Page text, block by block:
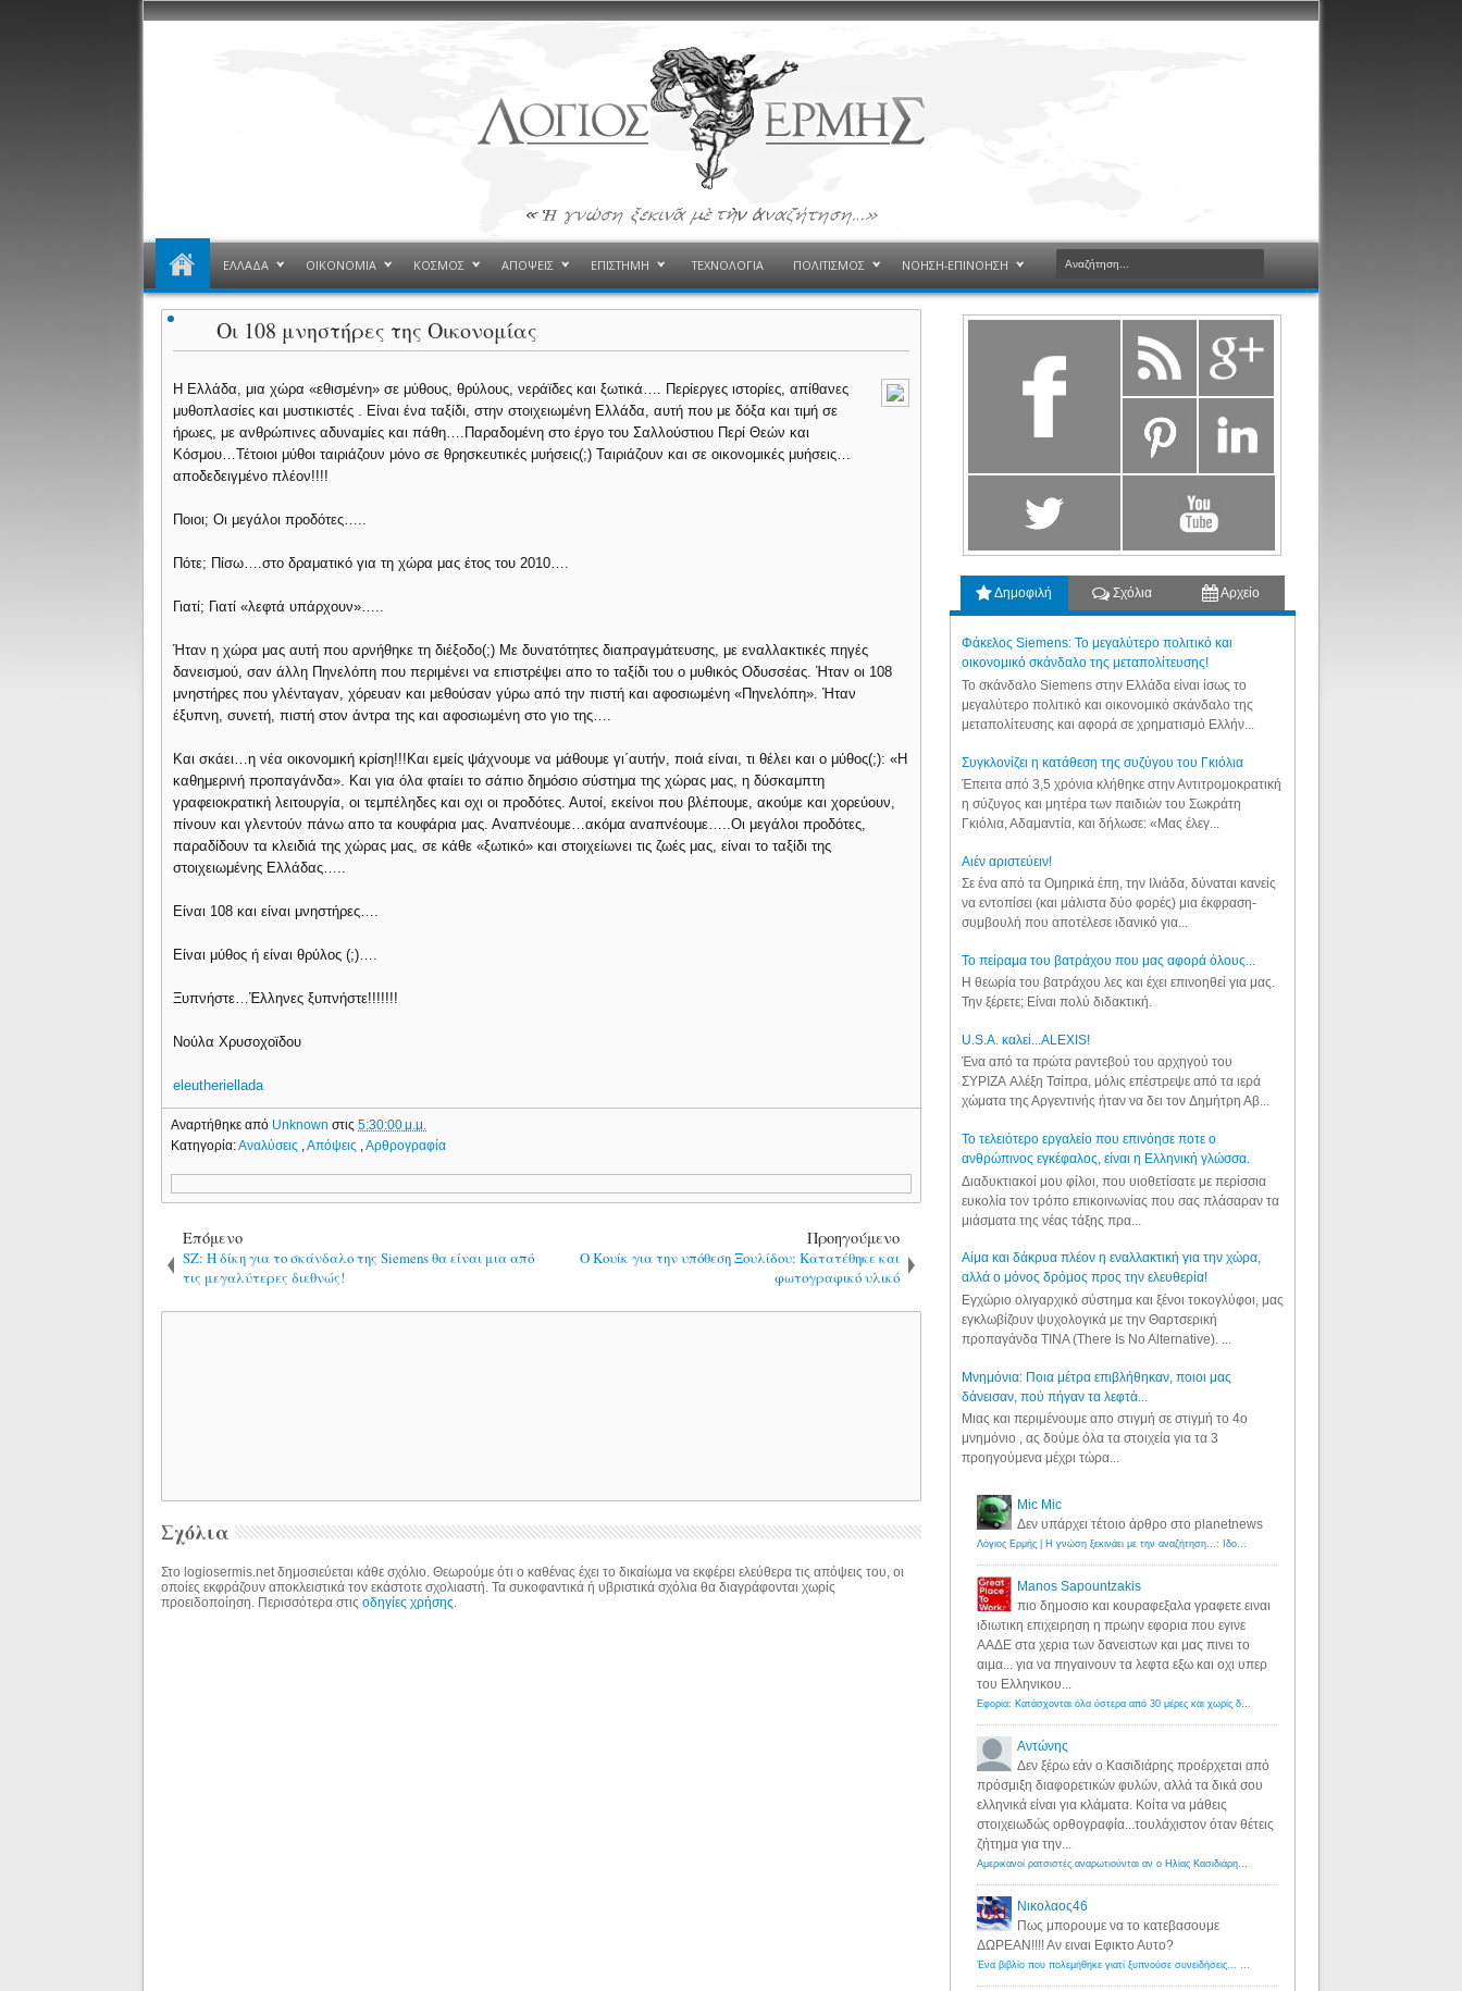
ΕΛΛΑΔΑ ΟΙΚΟΝΟΜΙΑ ΚΟΣΜΟΣ ΑΠΟΨΕΙΣ ΕΠΙΣΤΗΜΗ ΤΕΧΝΟΛΟΓΙΑ ΠΟΛΙΤΙΣΜΟΣ ΝΟΗΣΗ-ΕΠΙΝΟΗΣΗ
Οι 108 μνηστήρες της Οικονομίας
Η Ελλάδα, μια χώρα «εθισμένη» σε μύθους, θρύλους, νεράϊδες και ξωτικά…. Περίεργες ιστορίες, απίθανες
μυθοπλασίες και μυστικιστές . Είναι ένα ταξίδι, στην στοιχειωμένη Ελλάδα, αυτή που με δόξα και τιμή σε
ήρωες, με ανθρώπινες αδυναμίες και πάθη….Παραδομένη στο έργο του Σαλλούστιου Περί Θεών και
Κόσμου…Τέτοιοι μύθοι ταιριάζουν μόνο σε θρησκευτικές μυήσεις(;) Ταιριάζουν και σε οικονομικές μυήσεις…
αποδεδειγμένο πλέον!!!!
Ποιοι; Οι μεγάλοι προδότες…..
Πότε; Πίσω….στο δραματικό για τη χώρα μας έτος του 2010….
Γιατί; Γιατί «λεφτά υπάρχουν»…..
Ήταν η χώρα μας αυτή που αρνήθηκε τη διέξοδο(;) Με δυνατότητες διαπραγμάτευσης, με εναλλακτικές πηγές
δανεισμού, σαν άλλη Πηνελόπη που περιμένει να επιστρέψει απο το ταξίδι του ο μυθικός Οδυσσέας. Ήταν οι 108
μνηστήρες που γλένταγαν, χόρευαν και μεθούσαν γύρω από την πιστή και αφοσιωμένη «Πηνελόπη». Ήταν
έξυπνη, συνετή, πιστή στον άντρα της και αφοσιωμένη στο γιο της….
Και σκάει…η νέα οικονομική κρίση!!!Και εμείς ψάχνουμε να μάθουμε γι΄αυτήν, ποιά είναι, τι θέλει και ο μύθος(;): «Η
καθημερινή προπαγάνδα». Και για όλα φταίει το σάπιο δημόσιο σύστημα της χώρας μας, η δύσκαμπτη
γραφειοκρατική λειτουργία, οι τεμπέληδες και οχι οι προδότες. Αυτοί, εκείνοι που βλέπουμε, ακούμε και χορεύουν,
πίνουν και γλεντούν πάνω απο τα κουφάρια μας. Αναπνέουμε…ακόμα αναπνέουμε…..Οι μεγάλοι προδότες,
παραδίδουν τα κλειδιά της χώρας μας, σε κάθε «ξωτικό» και στοιχείωνει τις ζωές μας, είναι το ταξίδι της
στοιχειωμένης Ελλάδας…..
Είναι 108 και είναι μνηστήρες….
Είναι μύθος ή είναι θρύλος (;)….
Ξυπνήστε…Έλληνες ξυπνήστε!!!!!!!
Νούλα Χρυσοχοϊδου
eleutheriellada
Αναρτήθηκε από Unknownστις5:30:00 μ.μ.
Κατηγορία:Αναλύσεις ,Απόψεις ,Αρθρογραφία
Επόμενο
SZ: Η δίκη για το σκάνδαλο της Siemens θα είναι μια από
τις μεγαλύτερες διεθνώς!
Προηγούμενο
Ο Κουίκ για την υπόθεση Ξουλίδου: Κατατέθηκε και
φωτογραφικό υλικό
Σχόλια
Στο logiosermis.net δημοσιεύεται κάθε σχόλιο. Θεωρούμε ότι ο καθένας έχει το δικαίωμα να εκφέρει ελεύθερα τις απόψεις του, οι
οποίες εκφράζουν αποκλειστικά τον εκάστοτε σχολιαστή. Τα συκοφαντικά ή υβριστικά σχόλια θα διαγράφονται χωρίς
προειδοποίηση. Περισσότερα στιςοδηγίες χρήσης
Δημοφιλή Σχόλια Αρχείο
Φάκελος Siemens: Το μεγαλύτερο πολιτικό και
οικονομικό σκάνδαλο της μεταπολίτευσης!
Το σκάνδαλο Siemens στην Ελλάδα είναι ίσως το
μεγαλύτερο πολιτικό και οικονομικό σκάνδαλο της
μεταπολίτευσης και αφορά σε χρηματισμό Ελλήν...
Συγκλονίζει η κατάθεση της συζύγου του Γκιόλια
Έπειτα από 3,5 χρόνια κλήθηκε στην Αντιτρομοκρατική
η σύζυγος και μητέρα των παιδιών του Σωκράτη
Γκιόλια, Αδαμαντία, και δήλωσε: «Μας έλεγ...
Aιέν αριστεύειν!
Σε ένα από τα Ομηρικά έπη, την Ιλιάδα, δύναται κανείς
να εντοπίσει (και μάλιστα δύο φορές) μια έκφραση-
συμβουλή που αποτέλεσε ιδανικό για...
Το πείραμα του βατράχου που μας αφορά όλους...
Η θεωρία του βατράχου λες και έχει επινοηθεί για μας.
Την ξέρετε; Είναι πολύ διδακτική.
U.S.A. καλεί...ALEXIS!
Ένα από τα πρώτα ραντεβού του αρχηγού του
ΣΥΡΙΖΑ Αλέξη Τσίπρα, μόλις επέστρεψε από τα ιερά
χώματα της Αργεντινής ήταν να δει τον Δημήτρη Αβ...
Το τελειότερο εργαλείο που επινόησε ποτε ο
ανθρώπινος εγκέφαλος, είναι η Ελληνική γλώσσα.
Διαδυκτιακοί μου φίλοι, που υιοθετίσατε με περίσσια
ευκολία τον τρόπο επικοινωνίας που σας πλάσαραν τα
μιάσματα της νέας τάξης πρα...
Αίμα και δάκρυα πλέον η εναλλακτική για την χώρα,
αλλά ο μόνος δρόμος προς την ελευθερία!
Εγχώριο ολιγαρχικό σύστημα και ξένοι τοκογλύφοι, μας
εγκλωβίζουν ψυχολογικά με την Θαρτσερική
προπαγάνδα TINA (There Is No Alternative). ...
Μνημόνια: Ποια μέτρα επιβλήθηκαν, ποιοι μας
δάνεισαν, πού πήγαν τα λεφτά...
Μιας και περιμένουμε απο στιγμή σε στιγμή το 4ο
μνημόνιο , ας δούμε όλα τα στοιχεία για τα 3
προηγούμενα μέχρι τώρα...
Mic Mic
Δεν υπάρχει τέτοιο άρθρο στο planetnews
Λόγιος Ερμής | Η γνώση ξεκινάει με την αναζήτηση...: Ιδού οι 18 που χρωστούν 11 δις ευρώ!
Manos Sapountzakis
πιο δημοσιο και κουραφεξαλα γραφετε ειναι
ιδιωτικη επιχειρηση η πρωην εφορια που εγινε
ΑΑΔΕ στα χερια των δανειστων και μας πινει το
αιμα... για να πηγαινουν τα λεφτα εξω και οχι υπερ
του Ελληνικου...
Εφορία: Κατάσχονται όλα ύστερα από 30 μέρες και χωρίς δικαστικές αποφάσεις - Λόγιος Ερμής
Αντώνης
Δεν ξέρω εάν ο Κασιδιάρης προέρχεται από
πρόσμιξη διαφορετικών φυλών, αλλά τα δικά σου
ελληνικά είναι για κλάματα. Κοίτα να μάθεις
στοιχειωδώς ορθογραφία...τουλάχιστον όταν θέτεις
ζήτημα για την...
Αμερικανοί ρατσιστές αναρωτιούνται αν ο Ηλίας Κασιδιάρης ανήκει στη λευκή φυλή... - Λόγιος Ερμής
Νικολαος46
Πως μπορουμε να το κατεβασουμε
ΔΩΡΕΑΝ!!!! Αν ειναι Εφικτο Αυτο?
Ένα βιβλίο που πολεμήθηκε γιατί ξυπνούσε συνειδήσεις... - Λόγιος Ερμής | Η γνώση ξεκινάει με την αναζήτηση...